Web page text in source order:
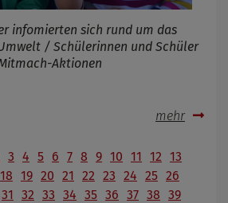
infomierten sich rund um das
/ Schülerinnen und Schüler
Aktionen
mehr
3 4 5 6 7 8 9 10 11 12 13
18 19 20 21 22 23 24 25 26
31 32 33 34 35 36 37 38 39